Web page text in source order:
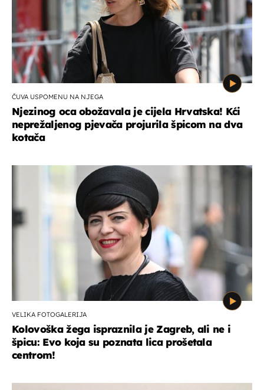
ČUVA USPOMENU NA NJEGA
Njezinog oca obožavala je cijela Hrvatska! Kći
neprežaljenog pjevača projurila špicom na dva
kotača
VELIKA FOTOGALERIJA
Kolovoška žega ispraznila je Zagreb, ali ne i
špicu: Evo koja su poznata lica prošetala
centrom!